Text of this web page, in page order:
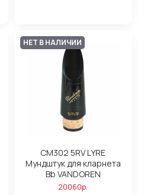
НЕТ В НАЛИЧИИ
CM302 5RV LYRE
Мундштук для кларнета
Bb VANDOREN
20060р.